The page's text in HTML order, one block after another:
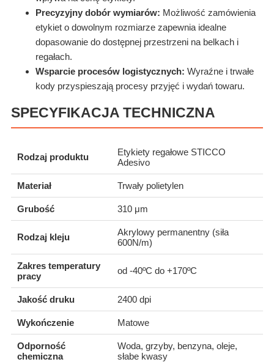
Precyzyjny dobór wymiarów: Możliwość zamówienia
etykiet o dowolnym rozmiarze zapewnia idealne
dopasowanie do dostępnej przestrzeni na belkach i
regałach.
Wsparcie procesów logistycznych: Wyraźne i trwałe
kody przyspieszają procesy przyjęć i wydań towaru.
SPECYFIKACJA TECHNICZNA
Rodzaj produktu
Etykiety regałowe STICCO
Adesivo
Materiał Trwały polietylen
Grubość 310 μm
Rodzaj kleju
Akrylowy permanentny (siła
600N/m)
Zakres temperatury
pracy
od -40ºC do +170ºC
Jakość druku 2400 dpi
Wykończenie Matowe
Odporność
chemiczna
Woda, grzyby, benzyna, oleje,
słabe kwasy